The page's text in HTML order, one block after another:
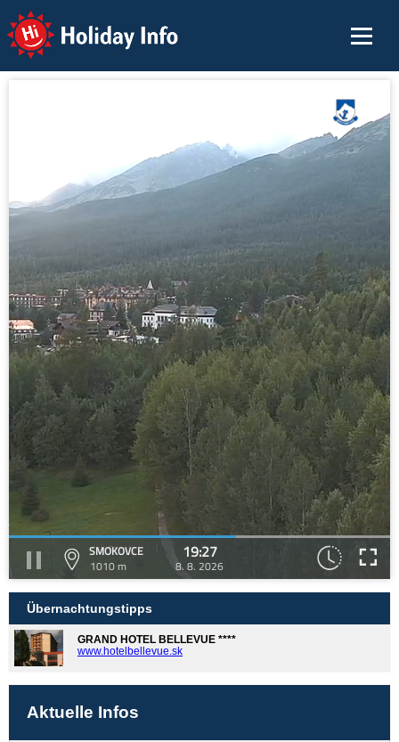
Holiday Info
SMOKOVCE
1010 m
19:27
8. 8. 2026
Übernachtungstipps
GRAND HOTEL BELLEVUE ****
www.hotelbellevue.sk
Aktuelle Infos